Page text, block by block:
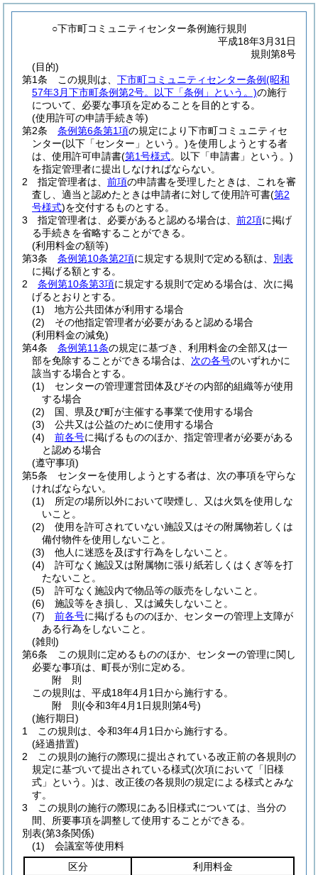
○下市町コミュニティセンター条例施行規則
平成18年3月31日
規則第8号
(目的)
第1条
この規則は、 下市町コミュニティセンター条例(昭和
57年3月下市町条例第2号。以下「条例」という。)の施行
について、必要な事項を定めることを目的とする。
(使用許可の申請手続き等)
第2条
条例第6条第1項の規定により下市町コミュニティセ
ンター(以下「センター」という。)を使用しようとする者
は、使用許可申請書(第1号様式。以下「申請書」という。)
を指定管理者に提出しなければならない。
2
指定管理者は、 前項の申請書を受理したときは、これを審
査し、適当と認めたときは申請者に対して使用許可書(第2
号様式)を交付するものとする。
3
指定管理者は、必要があると認める場合は、 前2項に掲げ
る手続きを省略することができる。
(利用料金の額等)
第3条
条例第10条第2項に規定する規則で定める額は、 別表
に掲げる額とする。
2
条例第10条第3項に規定する規則で定める場合は、次に掲
げるとおりとする。
(1)
地方公共団体が利用する場合
(2)
その他指定管理者が必要があると認める場合
(利用料金の減免)
第4条
条例第11条の規定に基づき、利用料金の全部又は一
部を免除することができる場合は、 次の各号のいずれかに
該当する場合とする。
(1)
センターの管理運営団体及びその内部的組織等が使用
する場合
(2)
国、県及び町が主催する事業で使用する場合
(3)
公共又は公益のために使用する場合
(4)
前各号に掲げるもののほか、指定管理者が必要がある
と認める場合
(遵守事項)
第5条
センターを使用しようとする者は、次の事項を守らな
ければならない。
(1)
所定の場所以外において喫煙し、又は火気を使用しな
いこと。
(2)
使用を許可されていない施設又はその附属物若しくは
備付物件を使用しないこと。
(3)
他人に迷惑を及ぼす行為をしないこと。
(4)
許可なく施設又は附属物に張り紙若しくはくぎ等を打
たないこと。
(5)
許可なく施設内で物品等の販売をしないこと。
(6)
施設等をき損し、又は滅失しないこと。
(7)
前各号に掲げるもののほか、センターの管理上支障が
ある行為をしないこと。
(雑則)
第6条
この規則に定めるもののほか、センターの管理に関し
必要な事項は、町長が別に定める。
附 則
この規則は、平成18年4月1日から施行する。
附 則(令和3年4月1日規則第4号)
(施行期日)
1
この規則は、令和3年4月1日から施行する。
(経過措置)
2
この規則の施行の際現に提出されている改正前の各規則の
規定に基づいて提出されている様式(次項において「旧様
式」という。)は、改正後の各規則の規定による様式とみな
す。
3
この規則の施行の際現にある旧様式については、当分の
間、所要事項を調整して使用することができる。
別表(第3条関係)
(1) 会議室等使用料
区分
利用料金